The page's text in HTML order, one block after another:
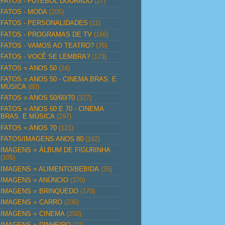
FATOS - MODA (205)
FATOS - PERSONALIDADES (11)
FATOS - PROGRAMAS DE TV (166)
FATOS - VAMOS AO TEATRO? (76)
FATOS - VOCÊ SE LEMBRA? (173)
FATOS = ANOS 50 (24)
FATOS = ANOS 50 - CINEMA BRAS. E
MÚSICA (80)
FATOS = ANOS 50/60/70 (327)
FATOS = ANOS 60 E 70 - CINEMA
BRAS. E MÚSICA (297)
FATOS = ANOS 70 (121)
FATOS/IMAGENS ANOS 80 (162)
IMAGENS = ÁLBUM DE FIGURINHA
(105)
IMAGENS = ALIMENTO/BEBIDA (35)
IMAGENS = ANÚNCIO (370)
IMAGENS = BRINQUEDO (170)
IMAGENS = CARRO (236)
IMAGENS = CINEMA (250)